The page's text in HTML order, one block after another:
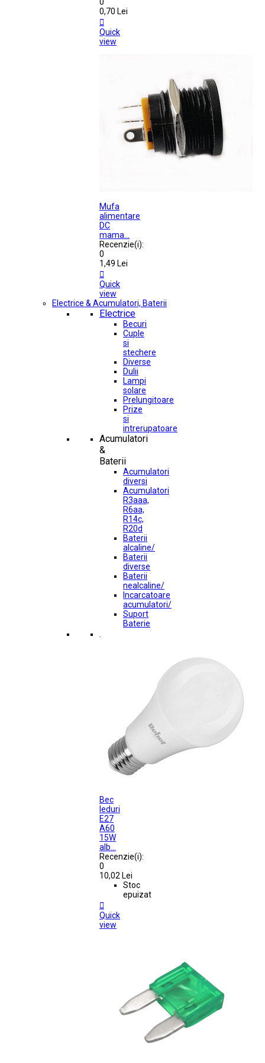
0,70 Lei

Quick
view
Mufa
alimentare
DC
mama...
Recenzie(i):
0
1,49 Lei

Quick
view
Electrice & Acumulatori, Baterii
Electrice
Becuri
Cuple
si
stechere
Diverse
Dulii
Lampi
solare
Prelungitoare
Prize
si
intrerupatoare
Acumulatori
&
Baterii
Acumulatori
diversi
Acumulatori
R3aaa,
R6aa,
R14c,
R20d
Baterii
alcaline/
Baterii
diverse
Baterii
nealcaline/
Incarcatoare
acumulatori/
Suport
Baterie
.
Bec
leduri
E27
A60
15W
alb...
Recenzie(i):
0
10,02 Lei
Stoc
epuizat

Quick
view